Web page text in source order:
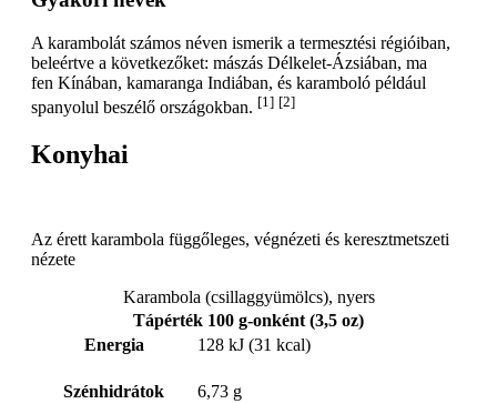
A karambolát számos néven ismerik a termesztési régióiban,
beleértve a következőket: mászás Délkelet-Ázsiában, ma
fen Kínában, kamaranga Indiában, és karamboló például
spanyolul beszélő országokban. [1] [2]
Konyhai
Az érett karambola függőleges, végnézeti és keresztmetszeti
nézete
Karambola (csillaggyümölcs), nyers
Tápérték 100 g-onként (3,5 oz)
Energia
128 kJ (31 kcal)
Szénhidrátok
6,73 g